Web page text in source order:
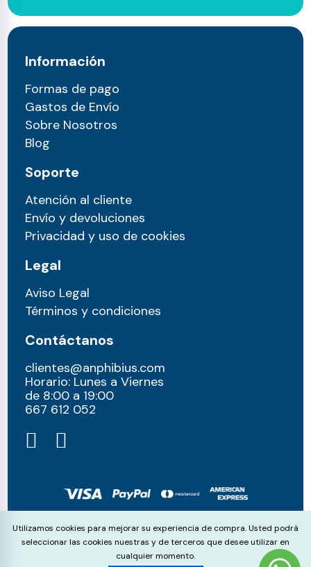
Información
Formas de pago
Gastos de Envío
Sobre Nosotros
Blog
Soporte
Atención al cliente
Envío y devoluciones
Privacidad y uso de cookies
Legal
Aviso Legal
Términos y condiciones
Contáctanos
clientes@anphibius.com
Horario: Lunes a Viernes
de 8:00 a 19:00
667 612 052​
© anphibius, 2026
Pago 100% seguros con:
Cookie Consent
Utilizamos cookies para mejorar su experiencia de compra. Usted podrá
seleccionar las cookies nuestras y de terceros que desee utilizar en
cualquier momento.